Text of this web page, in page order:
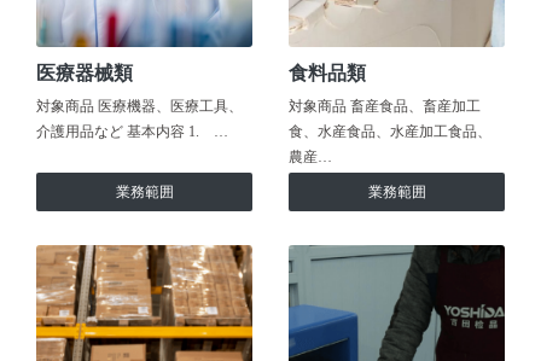
医療器械類
対象商品 医療機器、医療工具、
介護用品など 基本内容 1. …
業務範囲
食料品類
対象商品 畜産食品、畜産加工
食、水産食品、水産加工食品、
農産…
業務範囲